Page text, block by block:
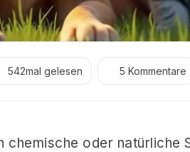
542mal gelesen 5 Kommentare
chemische oder natürliche